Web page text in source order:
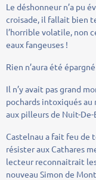
Le déshonneur n’a pu
croisade, il fallait bien
l’horrible volatile, non
eaux fangeuses !
Rien n’aura été
Il n’y avait pas grand
pochards intoxiqués au
aux pilleurs de Nuit-De-
Castelnau a fait feu de
résister aux Cathares
lecteur reconnaitrait
nouveau Simon de